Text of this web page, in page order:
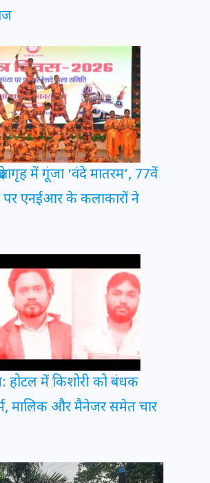
में गूंजा ‘वंदे मातरम’, 77वें
पर एनईआर के कलाकारों ने
होटल में किशोरी को बंधक
मालिक और मैनेजर समेत चार